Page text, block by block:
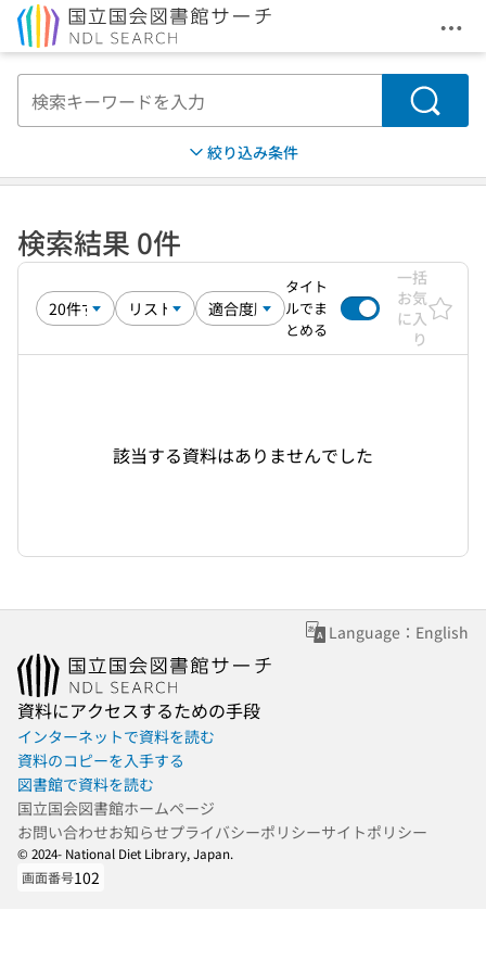
メ
検索
絞り込み条件
検索結果 0件
タイト
ルでま
とめる
一括
お気
に入
り
該当する資料はありませんでした
Language：English
資料にアクセスするための手段
インターネットで資料を読む
資料のコピーを入手する
図書館で資料を読む
国立国会図書館ホームページ
お問い合わせお知らせプライバシーポリシーサイトポリシー
© 2024- National Diet Library, Japan.
画面番号102